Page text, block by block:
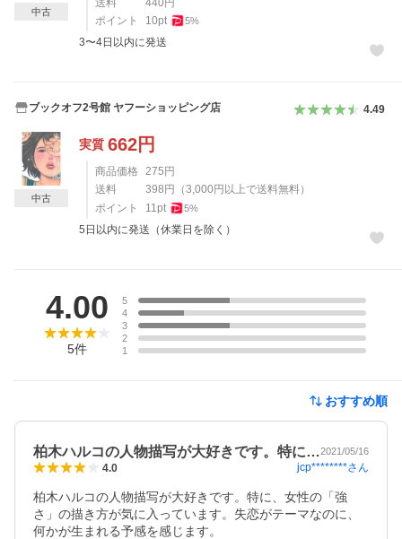
送料
440 円
ポイント
10pt 5%
3〜4日以内に発送
中古
ブックオフ2号館 ヤフーショッピング店 4.49
実質 662円
商品価格 275 円
送料
398 円 （3,000 円以上で送料無料）
ポイント
11pt 5%
5日以内に発送（休業日を除く）
中古
4.00
5件
5
4
3
2
1
おすすめ順
柏木ハルコの人物描写が大好きです。特に…2021/05/16
4.0 jcp********さん
柏木ハルコの人物描写が大好きです。特に、女性の「強
さ」の描き方が気に入っています。失恋がテーマなのに、
何かが生まれる予感を感じます。